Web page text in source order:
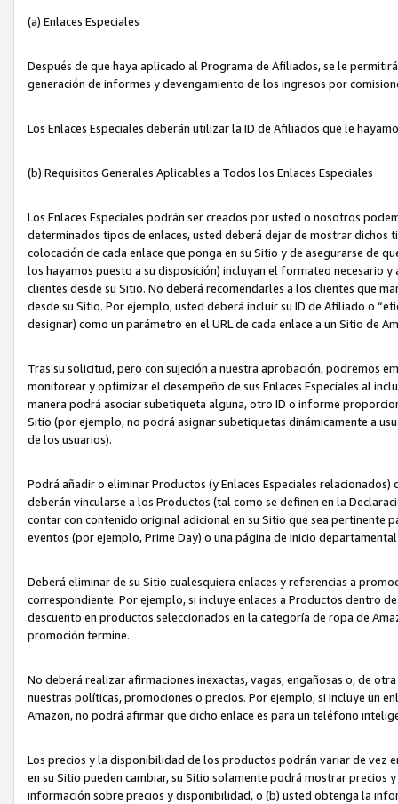
(a) Enlaces Especiales
Después de que haya aplicado al Programa de Afiliados, se le
generación de informes y devengamiento de los ingresos por
Los Enlaces Especiales deberán utilizar la ID de Afiliados que le
(b) Requisitos Generales Aplicables a Todos los Enlaces Especiales
Los Enlaces Especiales podrán ser creados por usted o nosotros
determinados tipos de enlaces, usted deberá dejar de mostrar dichos
colocación de cada enlace que ponga en su Sitio y de asegurarse de
los hayamos puesto a su disposición) incluyan el formateo necesario
clientes desde su Sitio. No deberá recomendarles a los clientes que
desde su Sitio. Por ejemplo, usted deberá incluir su ID de Afiliado o
designar) como un parámetro en el URL de cada enlace a un Sitio de
Tras su solicitud, pero con sujeción a nuestra aprobación, podremos
monitorear y optimizar el desempeño de sus Enlaces Especiales al
manera podrá asociar subetiqueta alguna, otro ID o informe
Sitio (por ejemplo, no podrá asignar subetiquetas dinámicamente a
de los usuarios).
Podrá añadir o eliminar Productos (y Enlaces Especiales
deberán vincularse a los Productos (tal como se definen en la
contar con contenido original adicional en su Sitio que sea pertinente
eventos (por ejemplo, Prime Day) o una página de inicio
Deberá eliminar de su Sitio cualesquiera enlaces y referencias a
correspondiente. Por ejemplo, si incluye enlaces a Productos dentro
descuento en productos seleccionados en la categoría de ropa de
promoción termine.
No deberá realizar afirmaciones inexactas, vagas, engañosas o, de
nuestras políticas, promociones o precios. Por ejemplo, si incluye un
Amazon, no podrá afirmar que dicho enlace es para un teléfono
Los precios y la disponibilidad de los productos podrán variar de vez
en su Sitio pueden cambiar, su Sitio solamente podrá mostrar
información sobre precios y disponibilidad, o (b) usted obtenga la